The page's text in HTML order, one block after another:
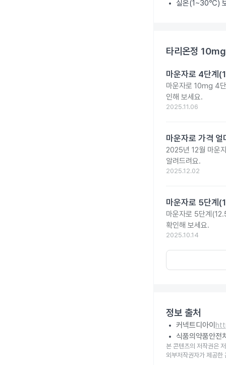
실온(1~30℃)
타리온정 10mg
마운자로 4단계
마운자로 10mg 4
인해 보세요.
2025.11.06
마운자로 가격
2025년 12월 마운
알려드려요.
2025.12.02
마운자로 5단계
마운자로 5단계
확인해 보세요.
2025.10.14
정보 출처
커넥트디아이
식품의약품안전
본 콘텐츠의 저작권은
외부저작권자가 제공한